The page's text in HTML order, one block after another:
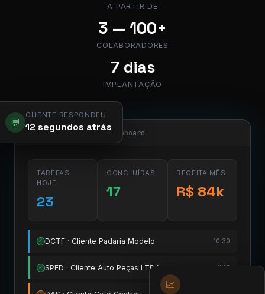
A PARTIR DE
3 — 100+
COLABORADORES
7 dias
IMPLANTAÇÃO
💬
CLIENTE RESPONDEU
12 segundos atrás
app.pier.mobi/dashboard
TAREFAS
HOJE
23
CONCLUÍDAS
17
RECEITA MÊS
R$ 84k
✓ DCTF · Cliente Padaria Modelo 10:30
✓ SPED · Cliente Auto Peças LTDA 11:15
📈